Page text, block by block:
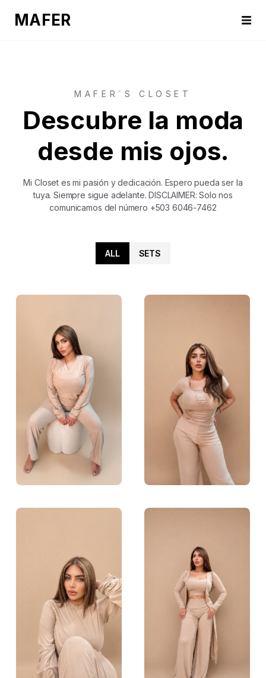
MAFER
MAFER´S CLOSET
Descubre la moda
desde mis ojos.
Mi Closet es mi pasión y dedicación. Espero pueda ser la
tuya. Siempre sigue adelante. DISCLAIMER: Solo nos
comunicamos del número +503 6046-7462
ALL SETS